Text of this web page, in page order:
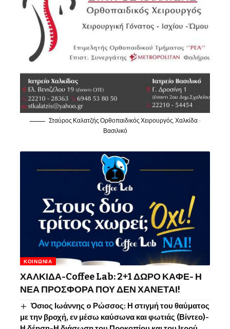
Σταύρος Καλατζής Ορθοπαιδικός Χειρουργός, Χαλκίδα -
Βασιλικό
ΚΟΙΝΩΝΊΑ
ΧΑΛΚΙΔΑ-Coffee Lab: 2+1 ΔΩΡΟ ΚΑΦΕ- Η
ΝΕΑ ΠΡΟΣΦΟΡΑ ΠΟΥ ΔΕΝ ΧΑΝΕΤΑΙ!
Όσιος Ιωάννης o Ρώσσος: Η στιγμή του θαύματος
με την βροχή, εν μέσω καύσωνα και φωτιάς (Βίντεο)-